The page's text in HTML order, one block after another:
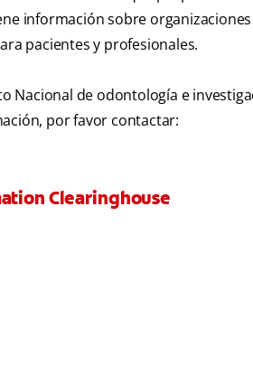
información sobre
pacientes y profesionales.
Nacional de odontología e
por favor contactar:
Clearinghouse